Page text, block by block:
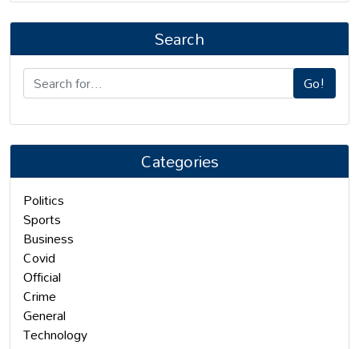
Search
Go!
Categories
Politics
Sports
Business
Covid
Official
Crime
General
Technology